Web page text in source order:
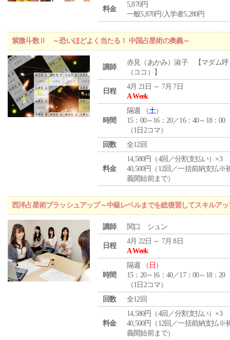
料金
5,870円
一般5,870円/入学者5,280円
紫微斗数Ⅱ ～恐いほどよく当たる！ 中国占星術の奥義～
講師
赤見（あかみ）淑子 【マダム呼
（ココ）】
日程
4月 21日 ～ 7月 7日
A Week
時間
隔週 （土）
15：00～16：20／16：40～18：00
（1日2コマ）
回数
全12回
料金
14,580円（4回／分割支払い）×3
40,500円（12回／一括前納支払※
義開始前まで）
西洋占星術ブラッシュアップ～中級レベルまでを総復習してスキルア
講師 関口 シュン
日程
4月 22日 ～ 7月 8日
A Week
時間
隔週 （ 日 ）
15：20～16：40／17：00～18：20
（1日2コマ）
回数
全12回
料金
14,580円（4回／分割支払い）×3
40,500円（12回／一括前納支払※
義開始前まで）